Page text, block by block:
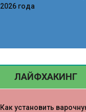
2026 года
ЛАЙФХАКИНГ
Как установить